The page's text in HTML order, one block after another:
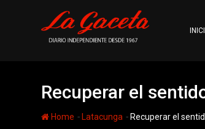
Recuperar el
Home - Latacunga - Recuperar el